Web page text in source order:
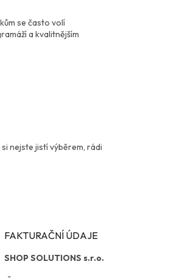
se často volí
a kvalitnějším
nejste jistí výběrem, rádi
FAKTURAČNÍ ÚDAJE
SHOP SOLUTIONS s.r.o.